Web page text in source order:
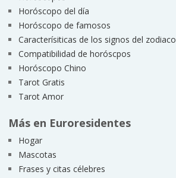
Horóscopo del día
Horóscopo de famosos
Caracterísiticas de los signos del zodiaco
Compatibilidad de horóscpos
Horóscopo Chino
Tarot Gratis
Tarot Amor
Más en Euroresidentes
Hogar
Mascotas
Frases y citas célebres